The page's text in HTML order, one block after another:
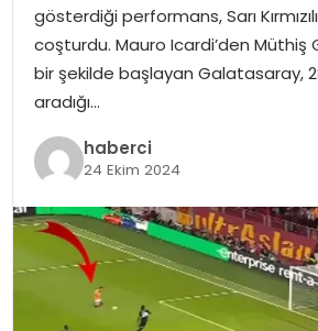
SIYASET
SPOR
TEKNOLOJI
gösterdiği performans, Sarı
coşturdu. Mauro Icardi’den Müthiş
bir şekilde başlayan Galatasaray,
aradığı…
haberci
24 Ekim 2024